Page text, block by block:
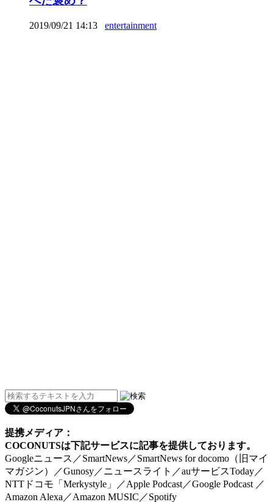
2019/09/21 14:13 entertainment
提携メディア：
COCONUTSは下記サービスに記事を提供しております。
Googleニュース／SmartNews／SmartNews for docomo（旧マイ
マガジン）／Gunosy／ニュースライト／auサービスToday／
NTTドコモ「Merkystyle」／Apple Podcast／Google Podcast ／
Amazon Alexa／Amazon MUSIC／Spotify